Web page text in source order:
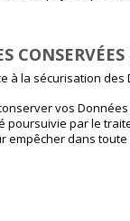
à la sécurisation des
vos
par le
dans